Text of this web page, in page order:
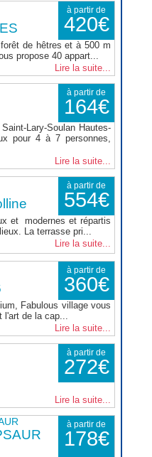
à partir de
420€
de hêtres et à 500 m
propose 40 appart...
Lire la suite...
à partir de
164€
Lary-Soulan Hautes-
pour 4 à 7 personnes,
Lire la suite...
à partir de
554€
et modernes et répartis
La terrasse pri...
Lire la suite...
à partir de
360€
Fabulous village vous
de la cap...
Lire la suite...
à partir de
272€
Lire la suite...
à partir de
178€